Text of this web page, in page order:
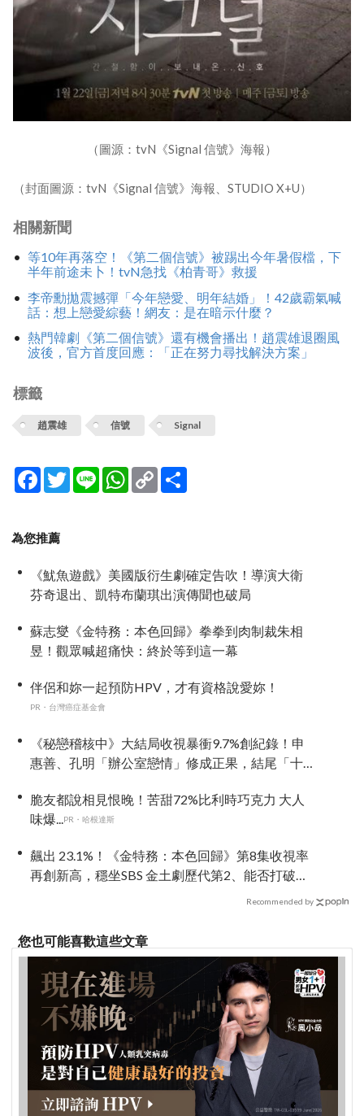
（圖源：tvN《Signal 信號》海報）
（封面圖源：tvN《Signal 信號》海報、STUDIO X+U）
相關新聞
等10年再落空！《第二個信號》被踢出今年暑假檔，下
半年前途未卜！tvN急找《柏青哥》救援
李帝勳拋震撼彈「今年戀愛、明年結婚」！42歲霸氣喊
話：想上戀愛綜藝！網友：是在暗示什麼？
熱門韓劇《第二個信號》還有機會播出！趙震雄退圈風
波後，官方首度回應：「正在努力尋找解決方案」
標籤
趙震雄 信號 Signal
Facebook
TwitterLine WhatsApp
Copy
Link
為您推薦
《魷魚遊戲》美國版衍生劇確定告吹！導演大衛
芬奇退出、凱特布蘭琪出演傳聞也破局
蘇志燮《金特務：本色回歸》拳拳到肉制裁朱相
昱！觀眾喊超痛快：終於等到這一幕
伴侶和妳一起預防HPV，才有資格說愛妳！
PR・台灣癌症基金會
《秘戀稽核中》大結局收視暴衝9.7%創紀錄！申
惠善、孔明「辦公室戀情」修成正果，結尾「十
脆友都說相見恨晚！苦甜72%比利時巧克力 大人
味爆...
PR・哈根達斯
飆出 23.1%！《金特務：本色回歸》第8集收視率
再創新高，穩坐SBS 金土劇歷代第2、能否打破
Recommended by
您也可能喜歡這些文章